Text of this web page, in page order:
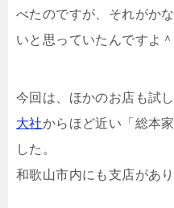
べたのですが、それがか
いと思っていたんですよ＾
今回は、ほかのお店も試
大社からほど近い「総本
した。
和歌山市内にも支店があ